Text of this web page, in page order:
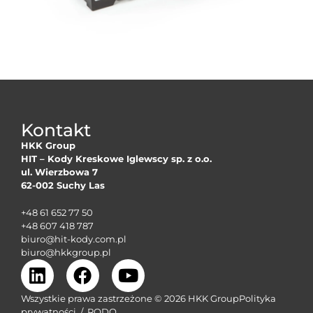
Kontakt
HKK Group
HIT – Kody Kreskowe Iglewscy sp. z o.o.
ul. Wierzbowa 7
62-002 Suchy Las
+48 61 652 77 50
+48 607 418 787
biuro@hit-kody.com.pl
biuro@hkkgroup.pl
Wszystkie prawa zastrzeżone © 2026 HKK GroupPolityka